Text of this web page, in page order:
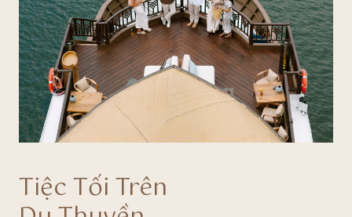
Tiệc Tối Trên